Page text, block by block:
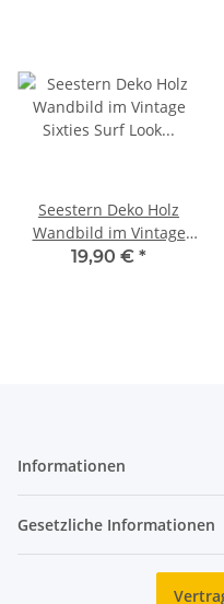
Seestern Deko Holz
Wandbild im Vintage
Sixties Surf Look 30 x 40
19,90 € *
Informationen
Gesetzliche Informationen